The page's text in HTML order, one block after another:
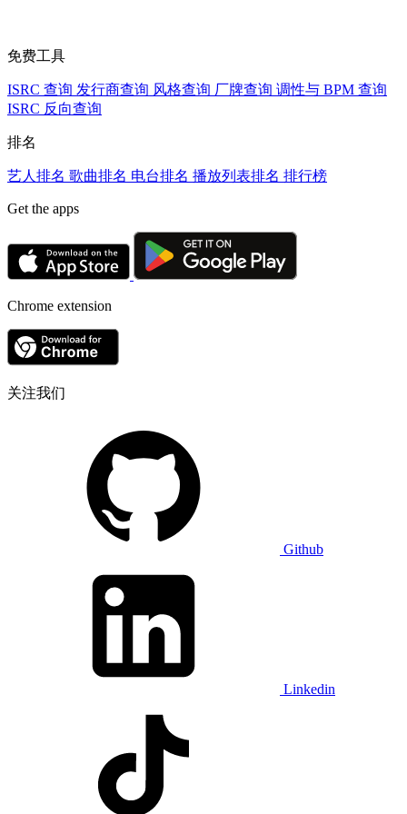
免费工具
ISRC 查询 发行商查询 风格查询 厂牌查询 调性与 BPM 查询
ISRC 反向查询
排名
艺人排名 歌曲排名 电台排名 播放列表排名 排行榜
Get the apps
Chrome extension
关注我们
Github
Linkedin